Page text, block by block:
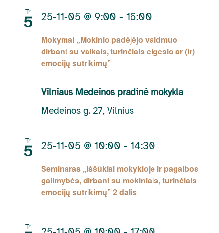
Tr
5
Mokymai „Mokinio padėjėjo vaidmuo
dirbant su vaikais, turinčiais elgesio ar (ir)
emocijų sutrikimų”
25-11-05 @ 9:00 - 16:00
Vilniaus Medeinos pradinė mokykla
Medeinos g. 27, Vilnius
Tr
5
Seminaras „Iššūkiai mokykloje ir pagalbos
galimybės, dirbant su mokiniais, turinčiais
emocijų sutrikimų” 2 dalis
25-11-05 @ 10:00 - 14:30
Tr